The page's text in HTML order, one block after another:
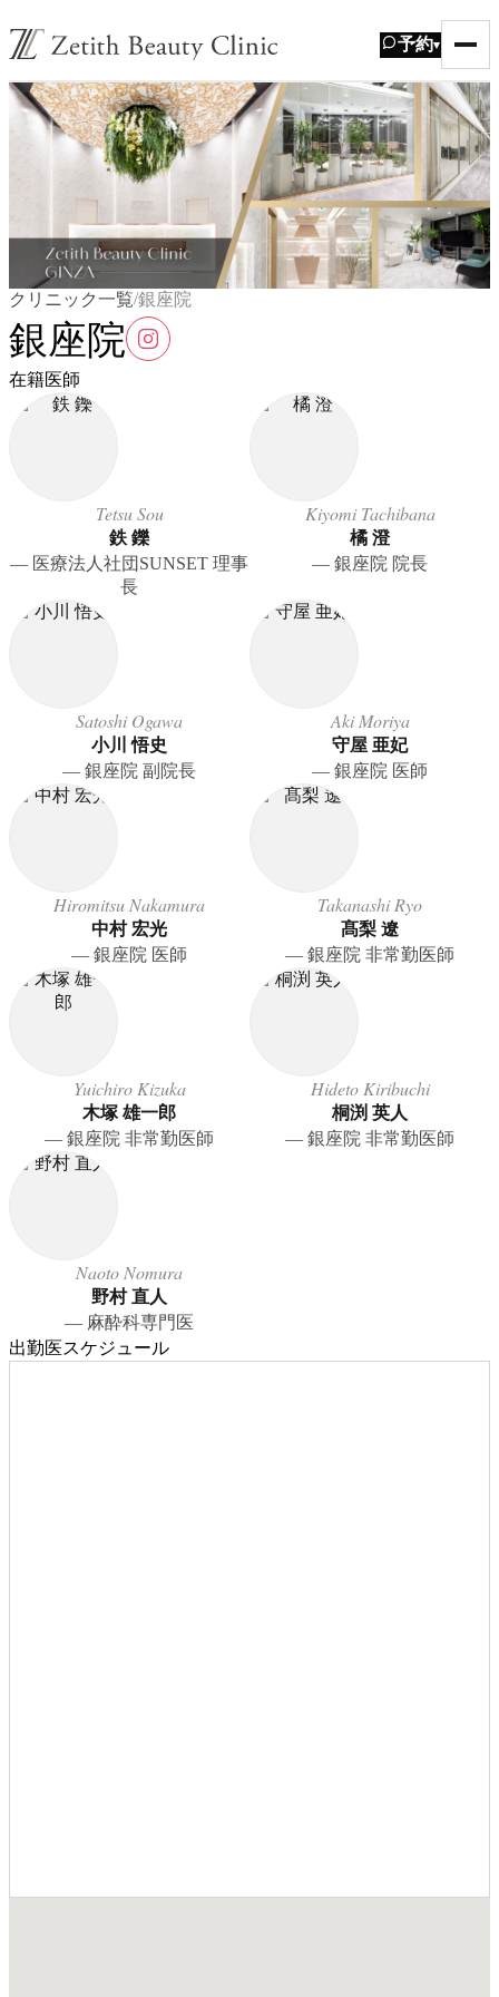
予約▾
クリニック一覧/銀座院
銀座院
在籍医師
Tetsu Sou
鉄 鑠
― 医療法人社団SUNSET 理事
長
Kiyomi Tachibana
橘 澄
― 銀座院 院長
Satoshi Ogawa
小川 悟史
― 銀座院 副院長
Aki Moriya
守屋 亜妃
― 銀座院 医師
Hiromitsu Nakamura
中村 宏光
― 銀座院 医師
Takanashi Ryo
髙梨 遼
― 銀座院 非常勤医師
Yuichiro Kizuka
木塚 雄一郎
― 銀座院 非常勤医師
Hideto Kiribuchi
桐渕 英人
― 銀座院 非常勤医師
Naoto Nomura
野村 直人
― 麻酔科専門医
出勤医スケジュール